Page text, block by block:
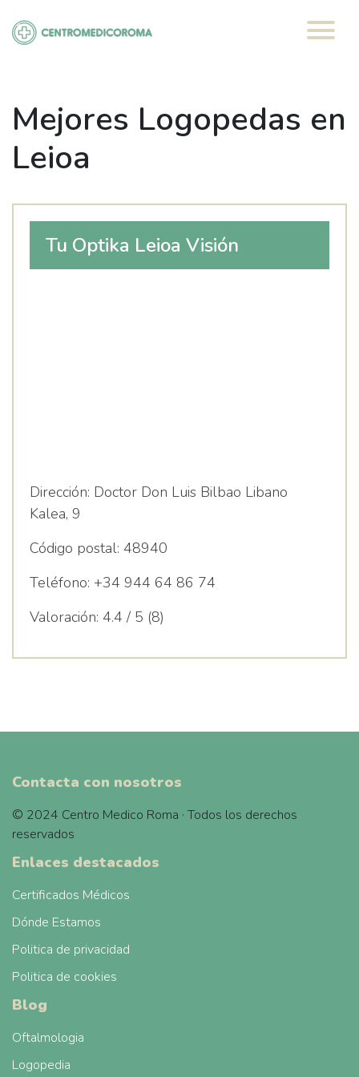
contenido
Mejores Logopedas en
Leioa
Tu Optika Leioa Visión
Dirección: Doctor Don Luis Bilbao Libano
Kalea, 9
Código postal: 48940
Teléfono: +34 944 64 86 74
Valoración: 4.4 / 5 (8)
Contacta con nosotros
© 2024 Centro Medico Roma · Todos los derechos
reservados
Enlaces destacados
Certificados Médicos
Dónde Estamos
Politica de privacidad
Politica de cookies
Blog
Oftalmologia
Logopedia